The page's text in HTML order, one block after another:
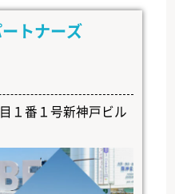
トナーズ
１番１号新神戸ビル